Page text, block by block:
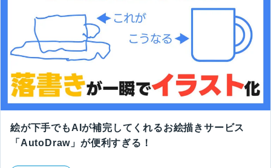
絵が下手でもAIが補完してくれるお絵描きサービス
「AutoDraw」が便利すぎる！